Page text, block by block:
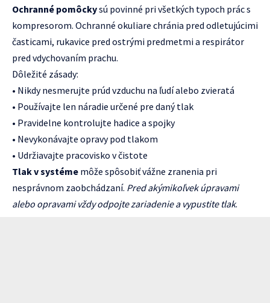
Ochranné pomôckysú povinné pri všetkých typoch prác s
kompresorom. Ochranné okuliare chránia pred odletujúcimi
časticami, rukavice pred ostrými predmetmi a respirátor
pred vdychovaním prachu.
Dôležité zásady:
• Nikdy nesmerujte prúd vzduchu na ľudí alebo zvieratá
• Používajte len náradie určené pre daný tlak
• Pravidelne kontrolujte hadice a spojky
• Nevykonávajte opravy pod tlakom
• Udržiavajte pracovisko v čistote
Tlak v systéme môže spôsobiť vážne zranenia pri
nesprávnom zaobchádzaní. Pred akýmikoľvek úpravami
alebo opravami vždy odpojte zariadenie a vypustite tlak.